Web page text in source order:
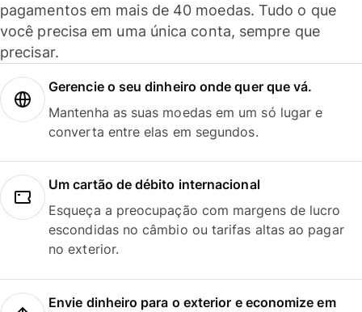
pagamentos em mais de 40 moedas. Tudo o que
você precisa em uma única conta, sempre que
precisar.
Gerencie o seu dinheiro onde quer que vá.
Mantenha as suas moedas em um só lugar e
converta entre elas em segundos.
Um cartão de débito internacional
Esqueça a preocupação com margens de lucro
escondidas no câmbio ou tarifas altas ao pagar
no exterior.
Envie dinheiro para o exterior e economize em